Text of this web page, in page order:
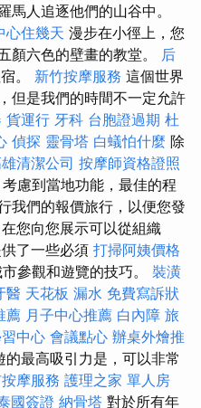
馬人追逐他們的山谷中。
心住幾天 漫步在小徑上，您
顏六色的壁畫的教堂。 后
。 新竹按摩服務 這個世界
但是我們的時間不一定允許
貨運行 牙科 台胞證過期 杜
偵探 靈骨塔 白蟻怕什麼 除
清潔公司 按摩師資格證照
考慮到當地功能，最佳的程
我們的報價旅行，以便您發
您向您展示可以從組織
了一些必須 打掃阿姨價格
參觀和遊覽的技巧。 裝潢
醫 天花板 漏水 免費寫訴狀
薦 月子中心推薦 白內障 旅
中心 會議點心 辦桌外燴推
的最高吸引力是，可以非常
摩服務 護理之家 單人房
國簽證 納骨塔 對於所有年